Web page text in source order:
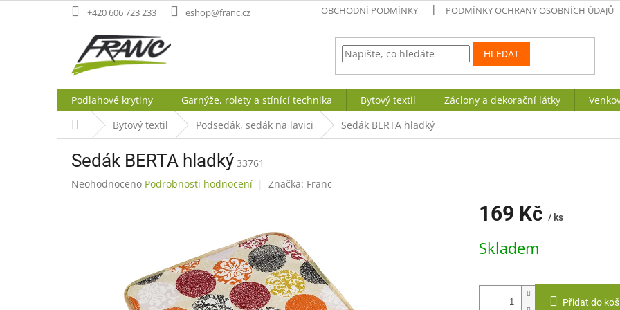
na
+420 606 723 233 eshop@franc.cz OBCHODNÍ PODMÍNKY PODMÍNKY OCHRANY OSOBNÍCH ÚDAJŮ
HLEDAT
Podlahové krytiny Garnýže, rolety a stínící technika Bytový textil Záclony a dekorační látky
Domů Bytový textil Podsedák, sedák na lavici Sedák BERTA hladký
Sedák BERTA hladký 33761
Průměrné
Neohodnoceno Podrobnosti hodnocení Značka: Franc
169 Kč / ks
cena:
Skladem
Přidat do